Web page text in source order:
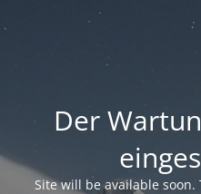
Der
Site will be available